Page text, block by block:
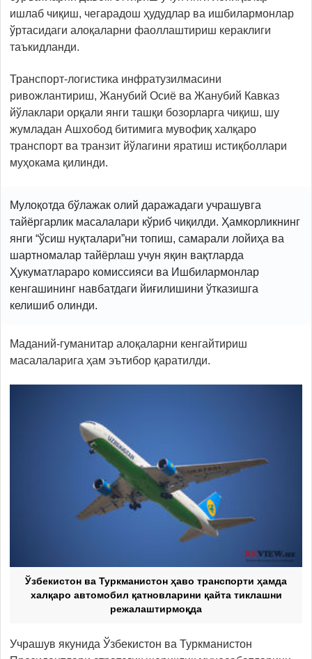
ишлаб чиқиш, чегарадош ҳудудлар ва ишбилармонлар
ўртасидаги алоқаларни фаоллаштириш кераклиги
таъкидланди.
Транспорт-логистика инфратузилмасини
ривожлантириш, Жанубий Осиё ва Жанубий Кавказ
йўлаклари орқали янги ташқи бозорларга чиқиш, шу
жумладан Ашхобод битимига мувофиқ халқаро
транспорт ва транзит йўлагини яратиш истиқболлари
муҳокама қилинди.
Мулоқотда бўлажак олий даражадаги учрашувга
тайёргарлик масалалари кўриб чиқилди. Ҳамкорликнинг
янги “ўсиш нуқталари”ни топиш, самарали лойиҳа ва
шартномалар тайёрлаш учун яқин вақтларда
Ҳукуматлараро комиссияси ва Ишбилармонлар
кенгашининг навбатдаги йиғилишини ўтказишга
келишиб олинди.
Маданий-гуманитар алоқаларни кенгайтириш
масалаларига ҳам эътибор қаратилди.
Ўзбекистон ва Туркманистон ҳаво транспорти ҳамда
халқаро автомобил қатновларини қайта тиклашни
режалаштирмоқда
Учрашув якунида Ўзбекистон ва Туркманистон